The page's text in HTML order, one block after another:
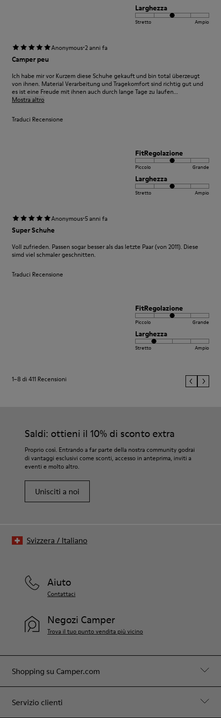
Larghezza
Stretto Ampio
Anonymous·2 anni fa
Camper peu
Ich habe mir vor Kurzem diese Schuhe gekauft und bin total überzeugt
von ihnen. Material Verarbeitung und Tragekomfort sind richtig gut und
es ist eine Freude mit ihnen auch durch lange Tage zu laufen...
Mostra altro
Traduci Recensione
FitRegolazione
Piccolo Grande
Larghezza
Stretto Ampio
Anonymous·5 anni fa
Super Schuhe
Voll zufrieden. Passen sogar besser als das letzte Paar (von 2011). Diese
simd viel schmaler geschnitten.
Traduci Recensione
FitRegolazione
Piccolo Grande
Larghezza
Stretto Ampio
1–8 di 411 Recensioni
Saldi: ottieni il 10% di sconto extra
Proprio così. Entrando a far parte della nostra community godrai
di vantaggi esclusivi come sconti, accesso in anteprima, inviti a
eventi e molto altro.
Unisciti a noi
Shopping su Camper.com
Servizio clienti
Aiuto
Contattaci
Negozi Camper
Trova il tuo punto vendita più vicino
Svizzera / Italiano